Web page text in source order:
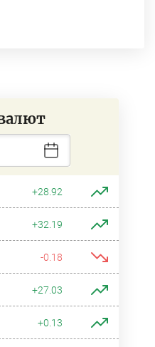
+28.92
+32.19
-0.18
+27.03
+0.13